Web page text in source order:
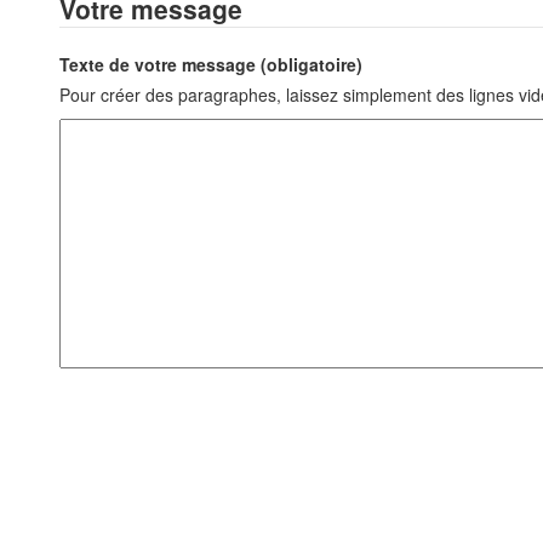
Votre message
Texte de votre message (obligatoire)
Pour créer des paragraphes, laissez simplement des lignes